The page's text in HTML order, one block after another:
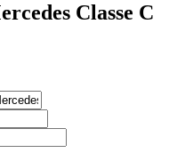
Classe C